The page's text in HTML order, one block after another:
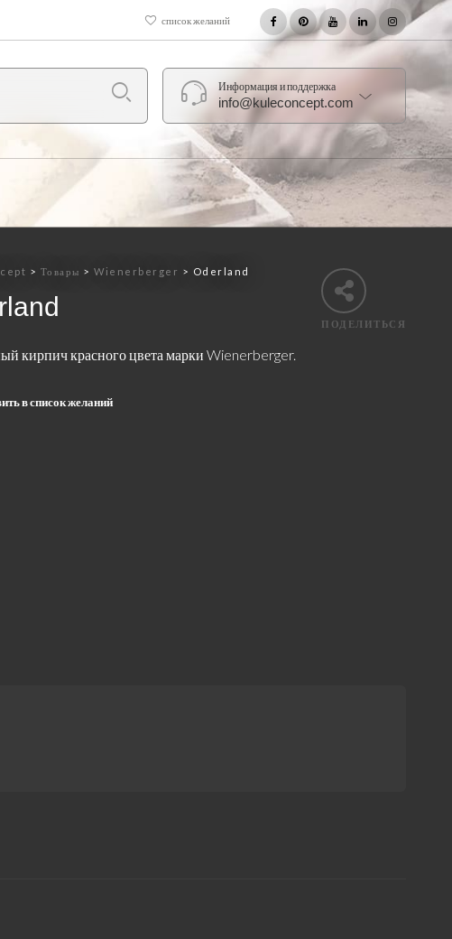
список желаний
Информация и поддержка
info@kuleconcept.com
ПОДЕЛИТЬСЯ
> Товары >Wienerberger > Oderland
кирпич красного цвета марки Wienerberger.
в список желаний